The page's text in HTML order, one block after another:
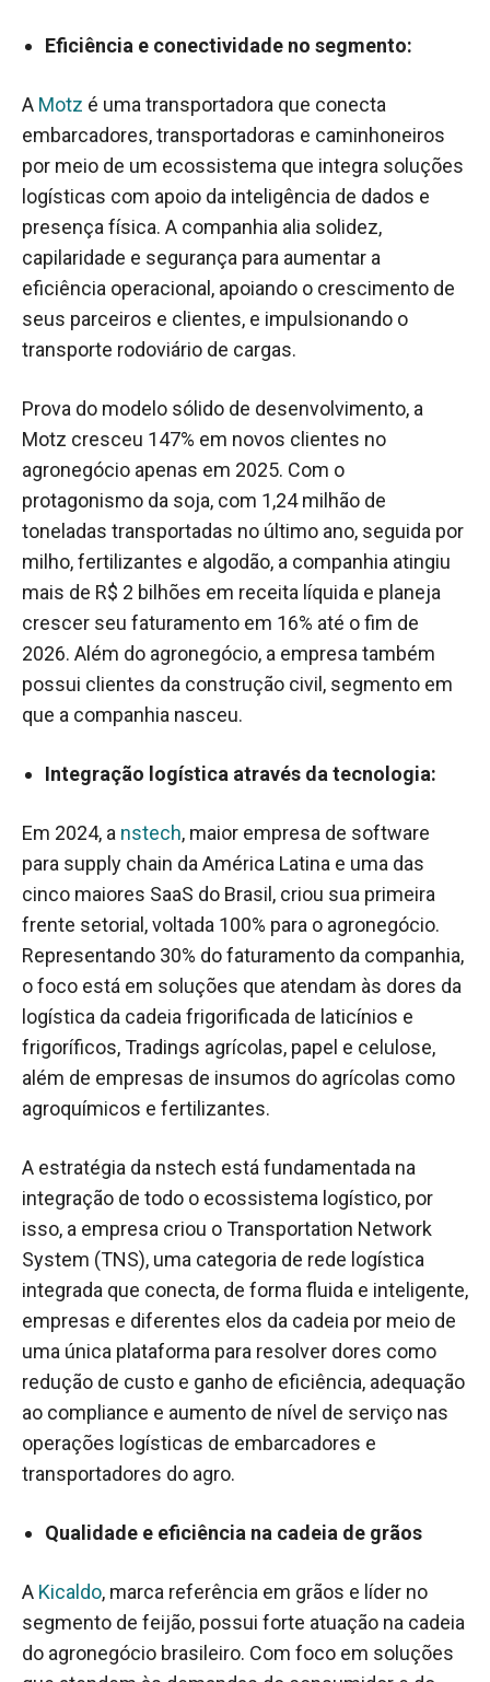
Eficiência e conectividade no segmento:
A Motz é uma transportadora que conecta
embarcadores, transportadoras e caminhoneiros
por meio de um ecossistema que integra soluções
logísticas com apoio da inteligência de dados e
presença física. A companhia alia solidez,
capilaridade e segurança para aumentar a
eficiência operacional, apoiando o crescimento de
seus parceiros e clientes, e impulsionando o
transporte rodoviário de cargas.
Prova do modelo sólido de desenvolvimento, a
Motz cresceu 147% em novos clientes no
agronegócio apenas em 2025. Com o
protagonismo da soja, com 1,24 milhão de
toneladas transportadas no último ano, seguida por
milho, fertilizantes e algodão, a companhia atingiu
mais de R$ 2 bilhões em receita líquida e planeja
crescer seu faturamento em 16% até o fim de
2026. Além do agronegócio, a empresa também
possui clientes da construção civil, segmento em
que a companhia nasceu.
Integração logística através da tecnologia:
Em 2024, a nstech, maior empresa de software
para supply chain da América Latina e uma das
cinco maiores SaaS do Brasil, criou sua primeira
frente setorial, voltada 100% para o agronegócio.
Representando 30% do faturamento da companhia,
o foco está em soluções que atendam às dores da
logística da cadeia frigorificada de laticínios e
frigoríficos, Tradings agrícolas, papel e celulose,
além de empresas de insumos do agrícolas como
agroquímicos e fertilizantes.
A estratégia da nstech está fundamentada na
integração de todo o ecossistema logístico, por
isso, a empresa criou o Transportation Network
System (TNS), uma categoria de rede logística
integrada que conecta, de forma fluida e inteligente,
empresas e diferentes elos da cadeia por meio de
uma única plataforma para resolver dores como
redução de custo e ganho de eficiência, adequação
ao compliance e aumento de nível de serviço nas
operações logísticas de embarcadores e
transportadores do agro.
Qualidade e eficiência na cadeia de grãos
A Kicaldo, marca referência em grãos e líder no
segmento de feijão, possui forte atuação na cadeia
do agronegócio brasileiro. Com foco em soluções